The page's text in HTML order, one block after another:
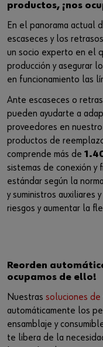
productos, ¡nos
En el panorama actual
escaseces y los
un socio experto en el
producción y asegurar
en funcionamiento las
Ante escaseces o
pueden ayudarte a
proveedores en
productos de
comprende más de
sistemas de conexión y
estándar según la
y suministros auxiliares
riesgos y aumentar la
Reorden
ocupamos de ello!
Nuestras soluciones
automáticamente los
ensamblaje y
te libera de la